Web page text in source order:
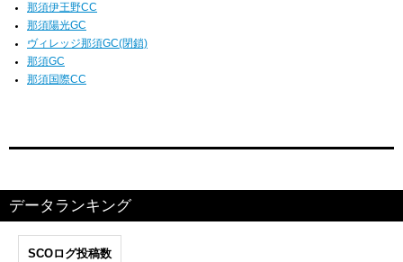
那須伊王野CC
那須陽光GC
ヴィレッジ那須GC(閉鎖)
那須GC
那須国際CC
データランキング
SCOログ投稿数